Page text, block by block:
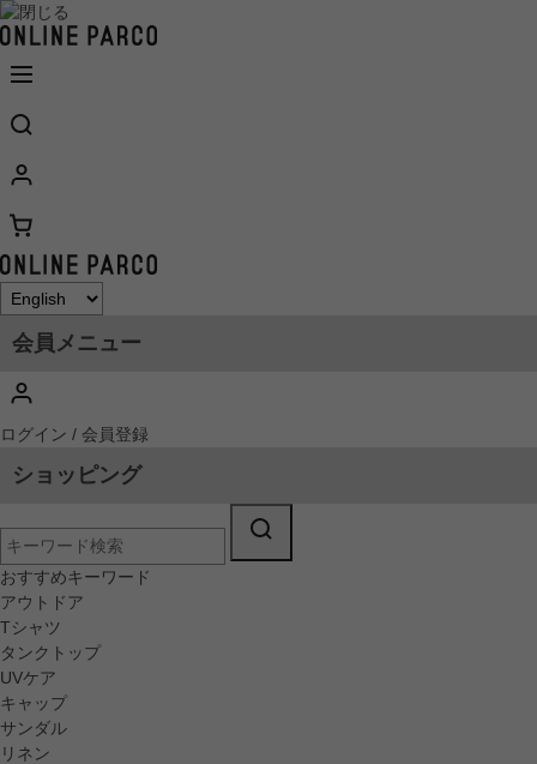
会員メニュー
ログイン / 会員登録
ショッピング
おすすめキーワード
アウトドア
Tシャツ
タンクトップ
UVケア
キャップ
サンダル
リネン